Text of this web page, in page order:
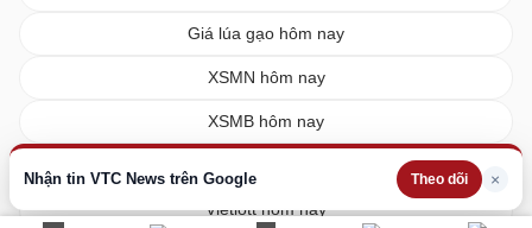
Nhận tin VTC News trên Google Theo dõi ×
Giá lúa gạo hôm nay
XSMN hôm nay
XSMB hôm nay
Vietlott hôm nay